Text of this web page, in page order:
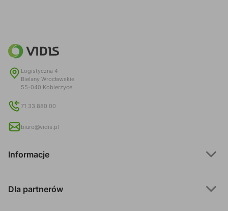
Logistyczna 4
Bielany Wrocławskie
55-040 Kobierzyce
71 33 880 00
biuro@vidis.pl
Informacje
Dla partnerów